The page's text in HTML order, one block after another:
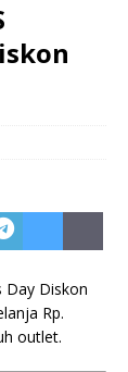
Day Diskon
Rp.
outlet.